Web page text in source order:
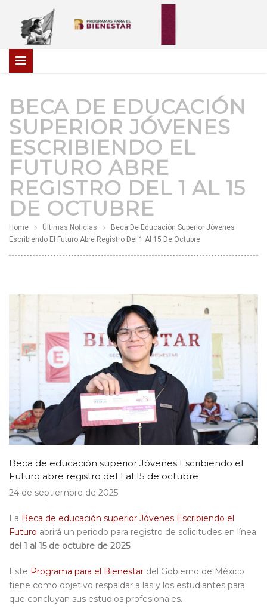
BECA DE EDUCACIÓN
SUPERIOR JÓVENES
ESCRIBIENDO EL
FUTURO ABRE
REGISTRO DEL 1 AL 15
DE OCTUBRE
Home Últimas Noticias
Beca De Educación Superior Jóvenes
Escribiendo El Futuro Abre Registro Del 1 Al 15 De Octubre
Beca de educación superior Jóvenes Escribiendo el
Futuro abre registro del 1 al 15 de octubre
24 de septiembre de 2025
La Beca de educación superior Jóvenes Escribiendo el
Futuro abrirá un periodo para registro de solicitudes en línea
del 1 al 15 de octubre de 2025.
Este Programa para el Bienestar del Gobierno de México
tiene como objetivo respaldar a las y los estudiantes para
que concluyan sus estudios profesionales.